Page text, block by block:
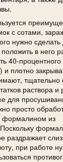
с сотами,
нужно
в него
40-
и плотно
раствора
для
просто
формалином из
раздражает
при работе